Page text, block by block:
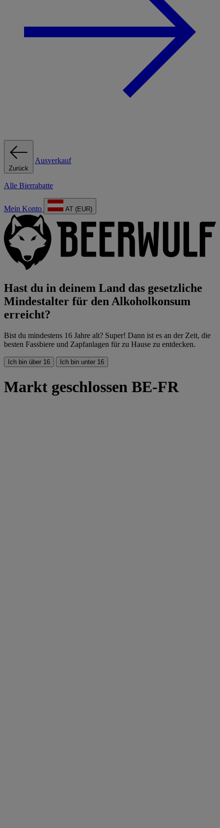
Zurück
Ausverkauf
Alle Bierrabatte
Mein Konto AT (EUR)
Hast du in deinem Land das gesetzliche
Mindestalter für den Alkoholkonsum
erreicht?
Bist du mindestens 16 Jahre alt? Super! Dann ist es an der Zeit, die
besten Fassbiere und Zapfanlagen für zu Hause zu entdecken.
Ich bin über 16 Ich bin unter 16
Markt geschlossen BE-FR